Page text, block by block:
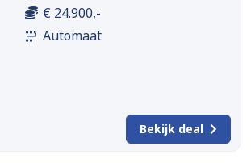
€ 24.900,-
Automaat
Bekijk deal